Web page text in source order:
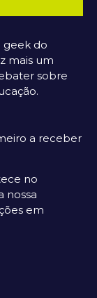
geek do
mais um
sobre
a receber
no
nossa
em